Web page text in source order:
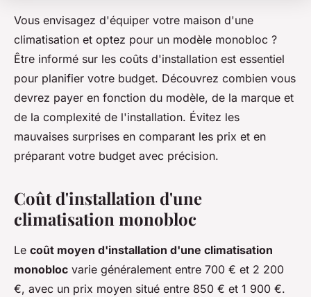
Vous envisagez d'équiper votre maison d'une
climatisation et optez pour un modèle monobloc ?
Être informé sur les coûts d'installation est essentiel
pour planifier votre budget. Découvrez combien vous
devrez payer en fonction du modèle, de la marque et
de la complexité de l'installation. Évitez les
mauvaises surprises en comparant les prix et en
préparant votre budget avec précision.
Coût d'installation d'une
climatisation monobloc
Le coût moyen d'installation d'une climatisation
monobloc varie généralement entre 700 € et 2 200
€, avec un prix moyen situé entre 850 € et 1 900 €.